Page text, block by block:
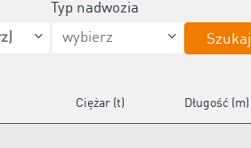
Typ nadwozia
Szukaj
Ciężar (t) Długość (m)